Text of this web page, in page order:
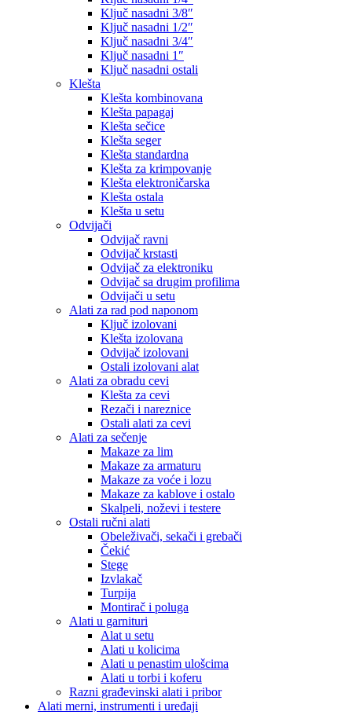
Ključ nasadni 3/8″
Ključ nasadni 1/2″
Ključ nasadni 3/4″
Ključ nasadni 1″
Ključ nasadni ostali
Klešta
Klešta kombinovana
Klešta papagaj
Klešta sečice
Klešta seger
Klešta standardna
Klešta za krimpovanje
Klešta elektroničarska
Klešta ostala
Klešta u setu
Odvijači
Odvijač ravni
Odvijač krstasti
Odvijač za elektroniku
Odvijač sa drugim profilima
Odvijači u setu
Alati za rad pod naponom
Ključ izolovani
Klešta izolovana
Odvijač izolovani
Ostali izolovani alat
Alati za obradu cevi
Klešta za cevi
Rezači i nareznice
Ostali alati za cevi
Alati za sečenje
Makaze za lim
Makaze za armaturu
Makaze za voće i lozu
Makaze za kablove i ostalo
Skalpeli, noževi i testere
Ostali ručni alati
Obeleživači, sekači i grebači
Čekić
Stege
Izvlakač
Turpija
Montirač i poluga
Alati u garnituri
Alat u setu
Alati u kolicima
Alati u penastim ulošcima
Alati u torbi i koferu
Razni građevinski alati i pribor
Alati merni, instrumenti i uređaji